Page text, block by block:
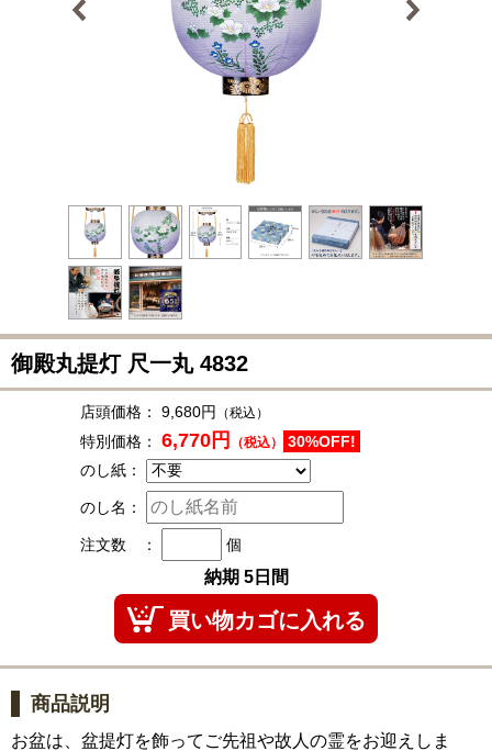
御殿丸提灯 尺一丸 4832
店頭価格： 9,680円 （税込）
特別価格： 6,770円 （税込）
30%OFF!
のし紙：
のし名：
注文数 ： 個
納期 5日間
商品説明
お盆は、盆提灯を飾ってご先祖や故人の霊をお迎えしま